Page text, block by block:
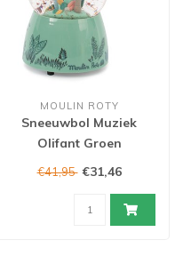
MOULIN ROTY
Sneeuwbol Muziek
Olifant Groen
€41,95 €31,46